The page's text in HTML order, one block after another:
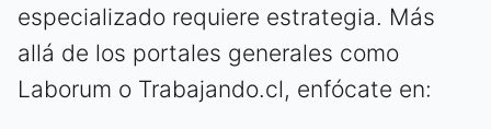
especializado requiere estrategia. Más
allá de los portales generales como
Laborum o Trabajando.cl, enfócate en: